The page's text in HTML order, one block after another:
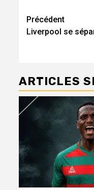
d’article
Précédent
Liverpool se
ARTICLES